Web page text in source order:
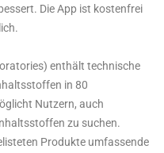
Die App ist kostenfrei
enthält technische
in 80
Nutzern, auch
zu suchen.
Produkte umfassende